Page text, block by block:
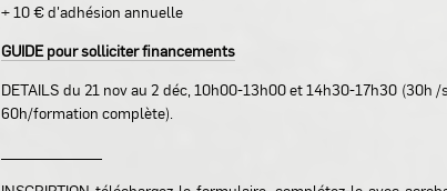
+ 10 € d'adhésion annuelle
GUIDE pour solliciter financements
DETAILS du 21 nov au 2 déc, 10h00-13h00 et 14h30-17h30 (30h /
60h/formation complète).